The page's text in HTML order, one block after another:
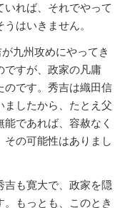
いれば、それでやって
はいきません。
九州攻めにやってき
ですが、政家の凡庸
のです。秀吉は織田信
ましたから、たとえ父
であれば、容赦なく
その可能性はありまし
も寛大で、政家を隠
もっとも、このとき